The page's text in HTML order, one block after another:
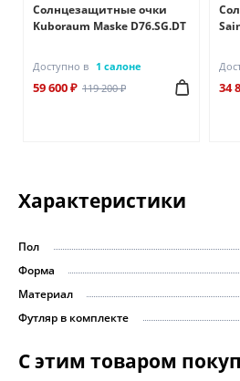
Солнцезащитные очки
Kuboraum Maske D76.SG.DT
Доступно в 1 салоне
59 600 ₽ 119 200 ₽ 34
Характеристики
Пол
Форма
Материал
Футляр в комплекте
С этим товаром